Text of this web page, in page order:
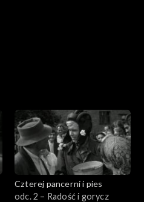
na Pomorzu
historyków w cyklu „Historia i
Czterej pancerni i pies
odc. 2 – Radość i gorycz